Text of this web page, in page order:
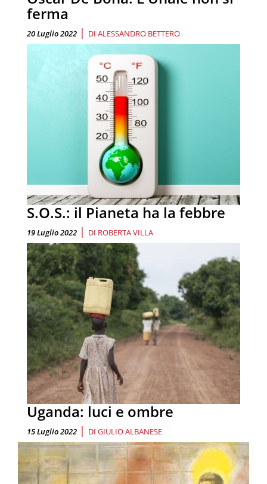
ferma
20 Luglio 2022 | DI ALESSANDRO BETTERO
S.O.S.: il Pianeta ha la febbre
19 Luglio 2022 | DI ROBERTA VILLA
Uganda: luci e ombre
15 Luglio 2022 | DI GIULIO ALBANESE